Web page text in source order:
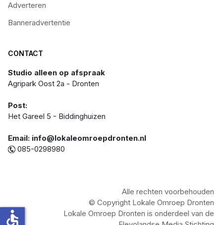
Adverteren
Banneradvertentie
CONTACT
Studio alleen op afspraak
Agripark Oost 2a - Dronten
Post:
Het Gareel 5 - Biddinghuizen
Email: info@lokaleomroepdronten.nl
085-0298980
Alle rechten voorbehouden
© Copyright Lokale Omroep Dronten
Lokale Omroep Dronten is onderdeel van de
accessible